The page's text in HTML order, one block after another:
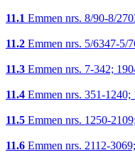
11.1 Emmen nrs. 8/90-8/
11.2 Emmen nrs. 5/6347-5/
11.3 Emmen nrs. 7-342;
11.4 Emmen nrs. 351-1240;
11.5 Emmen nrs. 1250-
11.6 Emmen nrs. 2112-